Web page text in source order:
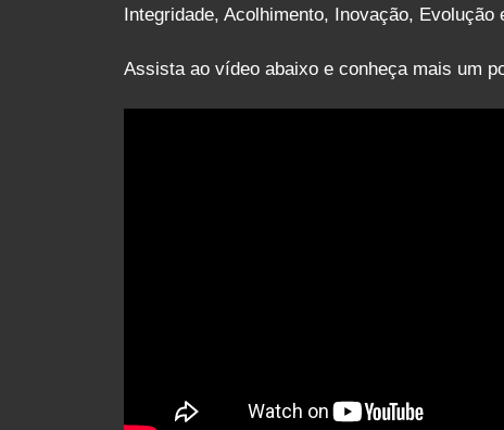
Integridade, Acolhimento, Inovação, Evolução
Assista ao vídeo abaixo e conheça mais um